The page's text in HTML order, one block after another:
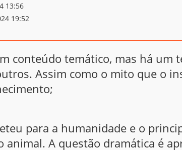
13:56
19:52
conteúdo temático, mas há um
Assim como o mito que o
para a humanidade e o
animal. A questão dramática é